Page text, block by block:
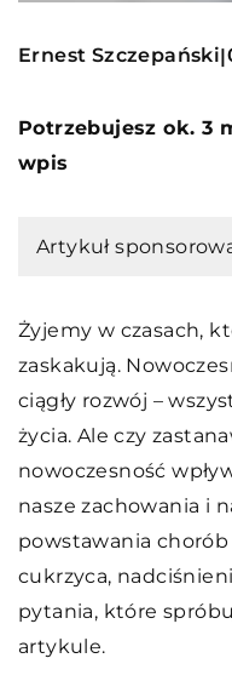
Ernest Szczepański|
Potrzebujesz ok. 3
wpis
Artykuł
Żyjemy w czasach,
zaskakują.
ciągły rozwój –
życia. Ale czy
nowoczesność
nasze zachowania i
powstawania
cukrzyca,
pytania, które
artykule.